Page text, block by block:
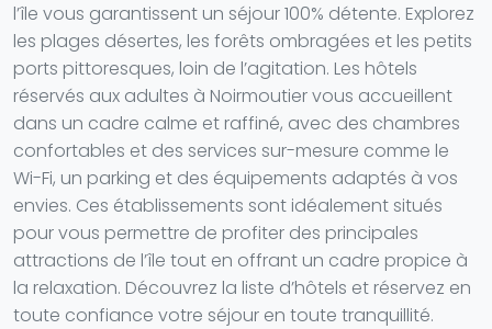
l’île vous garantissent un séjour 100% détente. Explorez
les plages désertes, les forêts ombragées et les petits
ports pittoresques, loin de l’agitation. Les hôtels
réservés aux adultes à Noirmoutier vous accueillent
dans un cadre calme et raffiné, avec des chambres
confortables et des services sur-mesure comme le
Wi-Fi, un parking et des équipements adaptés à vos
envies. Ces établissements sont idéalement situés
pour vous permettre de profiter des principales
attractions de l’île tout en offrant un cadre propice à
la relaxation. Découvrez la liste d’hôtels et réservez en
toute confiance votre séjour en toute tranquillité.